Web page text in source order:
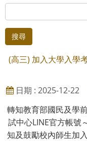
搜尋
(高三) 加入大學入學
日期 : 2025-12-22
轉知教育部國民及學
試中心LINE官方帳號
知及鼓勵校內師生加